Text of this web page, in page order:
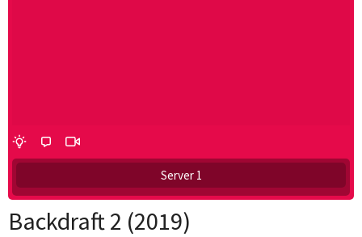
Server 1
Backdraft 2 (2019)